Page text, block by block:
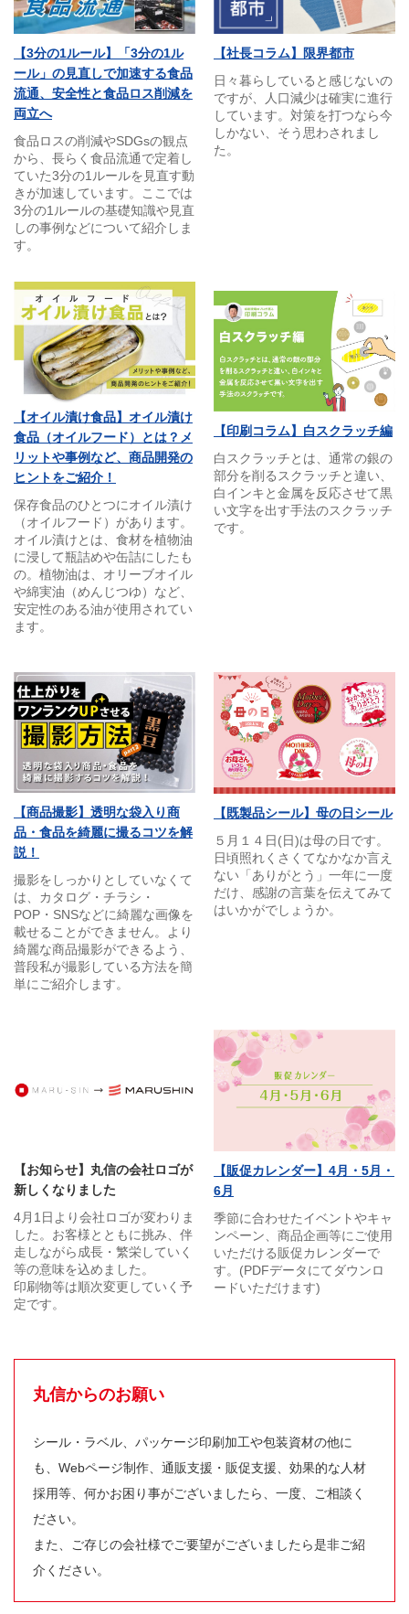
【3分の1ルール】「3分の1ル
ール」の見直しで加速する食品
流通、安全性と食品ロス削減を
両立へ
食品ロスの削減やSDGsの観点
から、長らく食品流通で定着し
ていた3分の1ルールを見直す動
きが加速しています。ここでは
3分の1ルールの基礎知識や見直
しの事例などについて紹介しま
す。
【社長コラム】限界都市
日々暮らしていると感じないの
ですが、人口減少は確実に進行
しています。対策を打つなら今
しかない、そう思わされまし
た。
【オイル漬け食品】オイル漬け
食品（オイルフード）とは？メ
リットや事例など、商品開発の
ヒントをご紹介！
保存食品のひとつにオイル漬け
（オイルフード）があります。
オイル漬けとは、食材を植物油
に浸して瓶詰めや缶詰にしたも
の。植物油は、オリーブオイル
や綿実油（めんじつゆ）など、
安定性のある油が使用されてい
ます。
【印刷コラム】白スクラッチ編
白スクラッチとは、通常の銀の
部分を削るスクラッチと違い、
白インキと金属を反応させて黒
い文字を出す手法のスクラッチ
です。
【商品撮影】透明な袋入り商
品・食品を綺麗に撮るコツを解
説！
撮影をしっかりとしていなくて
は、カタログ・チラシ・
POP・SNSなどに綺麗な画像を
載せることができません。より
綺麗な商品撮影ができるよう、
普段私が撮影している方法を簡
単にご紹介します。
【既製品シール】母の日シール
５月１４日(日)は母の日です。
日頃照れくさくてなかなか言え
ない「ありがとう」一年に一度
だけ、感謝の言葉を伝えてみて
はいかがでしょうか。
【お知らせ】丸信の会社ロゴが
新しくなりました
4月1日より会社ロゴが変わりま
した。お客様とともに挑み、伴
走しながら成長・繁栄していく
等の意味を込めました。
印刷物等は順次変更していく予
定です。
【販促カレンダー】4月・5月・
6月
季節に合わせたイベントやキャ
ンペーン、商品企画等にご使用
いただける販促カレンダーで
す。(PDFデータにてダウンロ
ードいただけます)
丸信からのお願い
シール・ラベル、パッケージ印刷加工や包装資材の他に
も、Webページ制作、通販支援・販促支援、効果的な人材
採用等、何かお困り事がございましたら、一度、ご相談く
ださい。
また、ご存じの会社様でご要望がございましたら是非ご紹
介ください。